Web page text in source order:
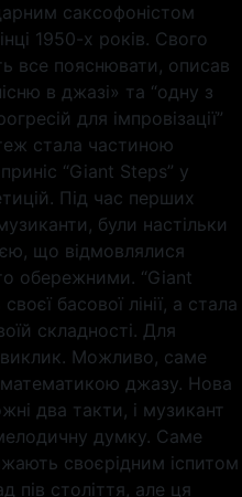
саксофоністом
1950-х років. Свого
все пояснювати, описав
в джазі» та “одну з
для імпровізації”
стала частиною
“Giant Steps” у
Під час перших
були настільки
що відмовлялися
обережними. “Giant
басової лінії, а стала
складності. Для
виклик. Можливо, саме
джазу. Нова
два такти, і музикант
думку. Саме
своєрідним іспитом
пів століття, але ця